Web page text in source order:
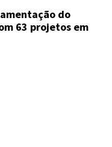
do
63 projetos em